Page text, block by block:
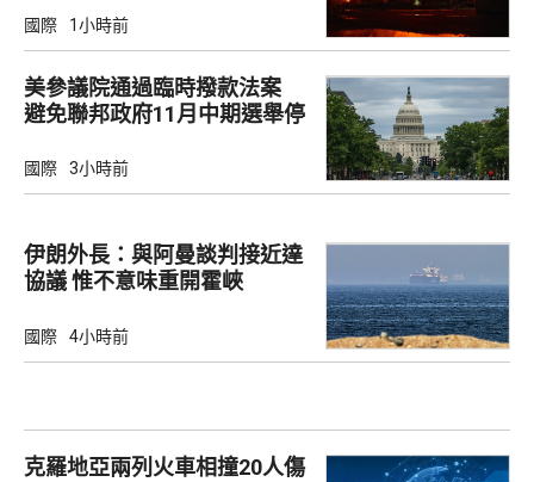
國際 1小時前
美參議院通過臨時撥款法案
避免聯邦政府11月中期選舉停
國際 3小時前
伊朗外長：與阿曼談判接近達
協議 惟不意味重開霍峽
國際 4小時前
克羅地亞兩列火車相撞20人傷